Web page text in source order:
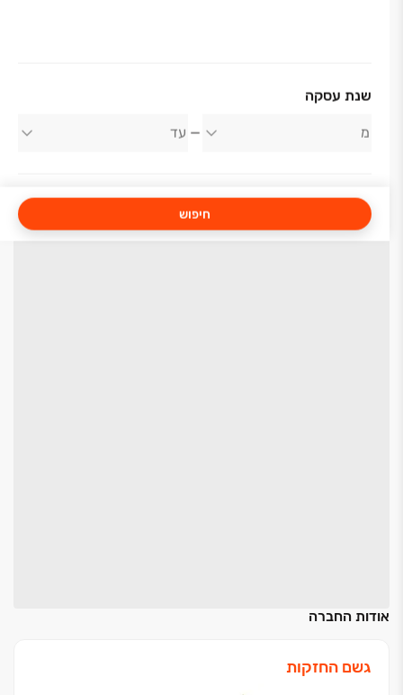
שנת עסקה
חיפוש
אודות החברה
גשם החזקות